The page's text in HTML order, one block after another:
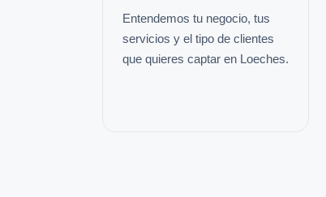
Entendemos tu negocio, tus
servicios y el tipo de clientes
que quieres captar en Loeches.